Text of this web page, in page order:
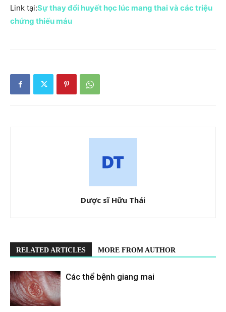
Link tại:Sự thay đổi huyết học lúc mang thai và các triệu
chứng thiếu máu
Dược sĩ Hữu Thái
RELATED ARTICLES MORE FROM AUTHOR
Các thể bệnh giang mai